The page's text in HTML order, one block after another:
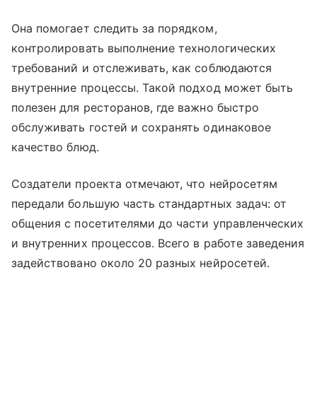
Она помогает следить за порядком,
контролировать выполнение технологических
требований и отслеживать, как соблюдаются
внутренние процессы. Такой подход может быть
полезен для ресторанов, где важно быстро
обслуживать гостей и сохранять одинаковое
качество блюд.
Создатели проекта отмечают, что нейросетям
передали большую часть стандартных задач: от
общения с посетителями до части управленческих
и внутренних процессов. Всего в работе заведения
задействовано около 20 разных нейросетей.